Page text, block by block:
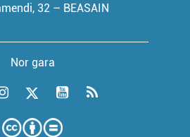
32 – BEASAIN
Nor gara